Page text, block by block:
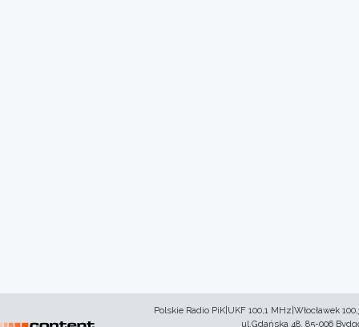
Polskie Radio PiK|UKF 100,1 MHz|Włocławek
ul.Gdańska 48, 85-006